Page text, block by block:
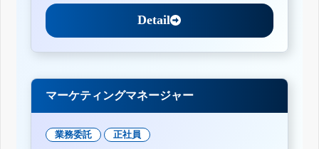
Detail
マーケティングマネージャー
業務委託 正社員